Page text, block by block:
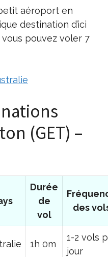
aéroport en
destination d’ici
pouvez voler 7
(GET) –
Durée
de
vol
des
1h 0m
1-2 vols
jour